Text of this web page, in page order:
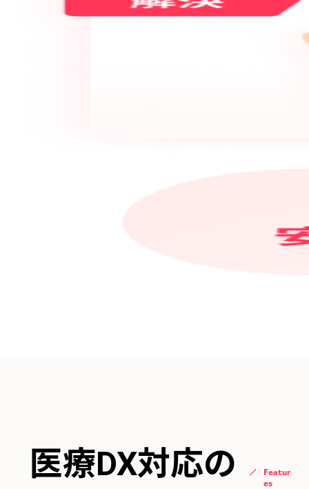
医療DX対応の
Featur
es